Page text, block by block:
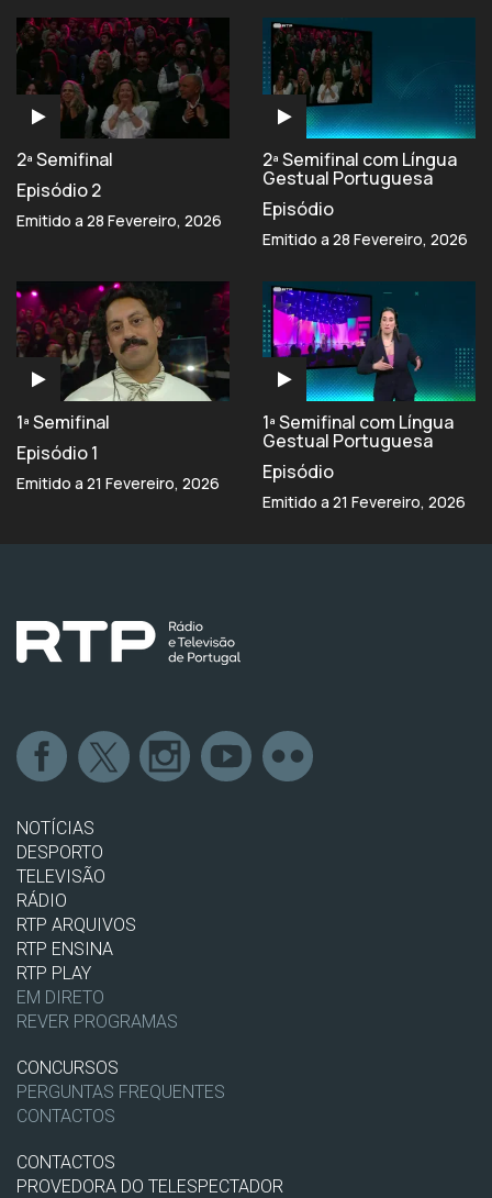
2ª Semifinal
Episódio 2
Emitido a 28 Fevereiro, 2026
2ª Semifinal com Língua
Gestual Portuguesa
Episódio
Emitido a 28 Fevereiro, 2026
1ª Semifinal
Episódio 1
Emitido a 21 Fevereiro, 2026
1ª Semifinal com Língua
Gestual Portuguesa
Episódio
Emitido a 21 Fevereiro, 2026
NOTÍCIAS
DESPORTO
TELEVISÃO
RÁDIO
RTP ARQUIVOS
RTP ENSINA
RTP PLAY
EM DIRETO
REVER PROGRAMAS
CONCURSOS
PERGUNTAS FREQUENTES
CONTACTOS
CONTACTOS
PROVEDORA DO TELESPECTADOR